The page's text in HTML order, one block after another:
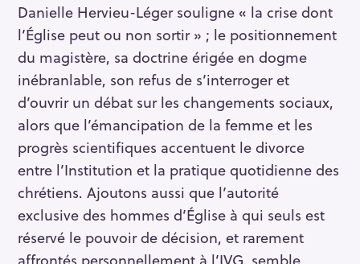
Danielle Hervieu-Léger souligne « la crise dont
l’Église peut ou non sortir » ; le positionnement
du magistère, sa doctrine érigée en dogme
inébranlable, son refus de s’interroger et
d’ouvrir un débat sur les changements sociaux,
alors que l’émancipation de la femme et les
progrès scientifiques accentuent le divorce
entre l’Institution et la pratique quotidienne des
chrétiens. Ajoutons aussi que l’autorité
exclusive des hommes d’Église à qui seuls est
réservé le pouvoir de décision, et rarement